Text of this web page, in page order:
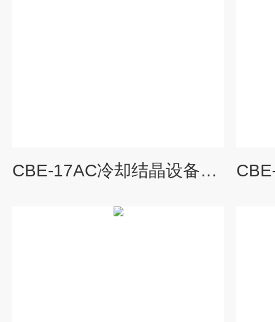
CBE-17AC冷却结晶设备选配川本斯特制冷机